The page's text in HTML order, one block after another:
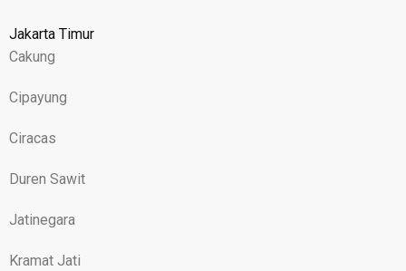
Jakarta Timur
Cakung
Cipayung
Ciracas
Duren Sawit
Jatinegara
Kramat Jati